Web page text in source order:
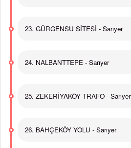
23. GÜRGENSU SİTESİ - Sarıyer
24. NALBANTTEPE - Sarıyer
25. ZEKERİYAKÖY TRAFO - Sarıyer
26. BAHÇEKÖY YOLU - Sarıyer